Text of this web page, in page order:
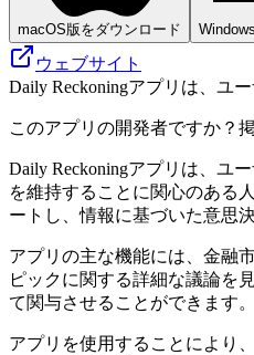
macOS版をダウンロード
ウェブサイト
Daily Reckoningアプリは、ユ
このアプリの開発者ですか？
Daily Reckoningアプリは、ユ
を維持することに関心のある
ートし、情報に基づいた意思
アプリの主な機能には、金融
ピックに関する詳細な議論を
て関与させることができます。
アプリを使用することにより